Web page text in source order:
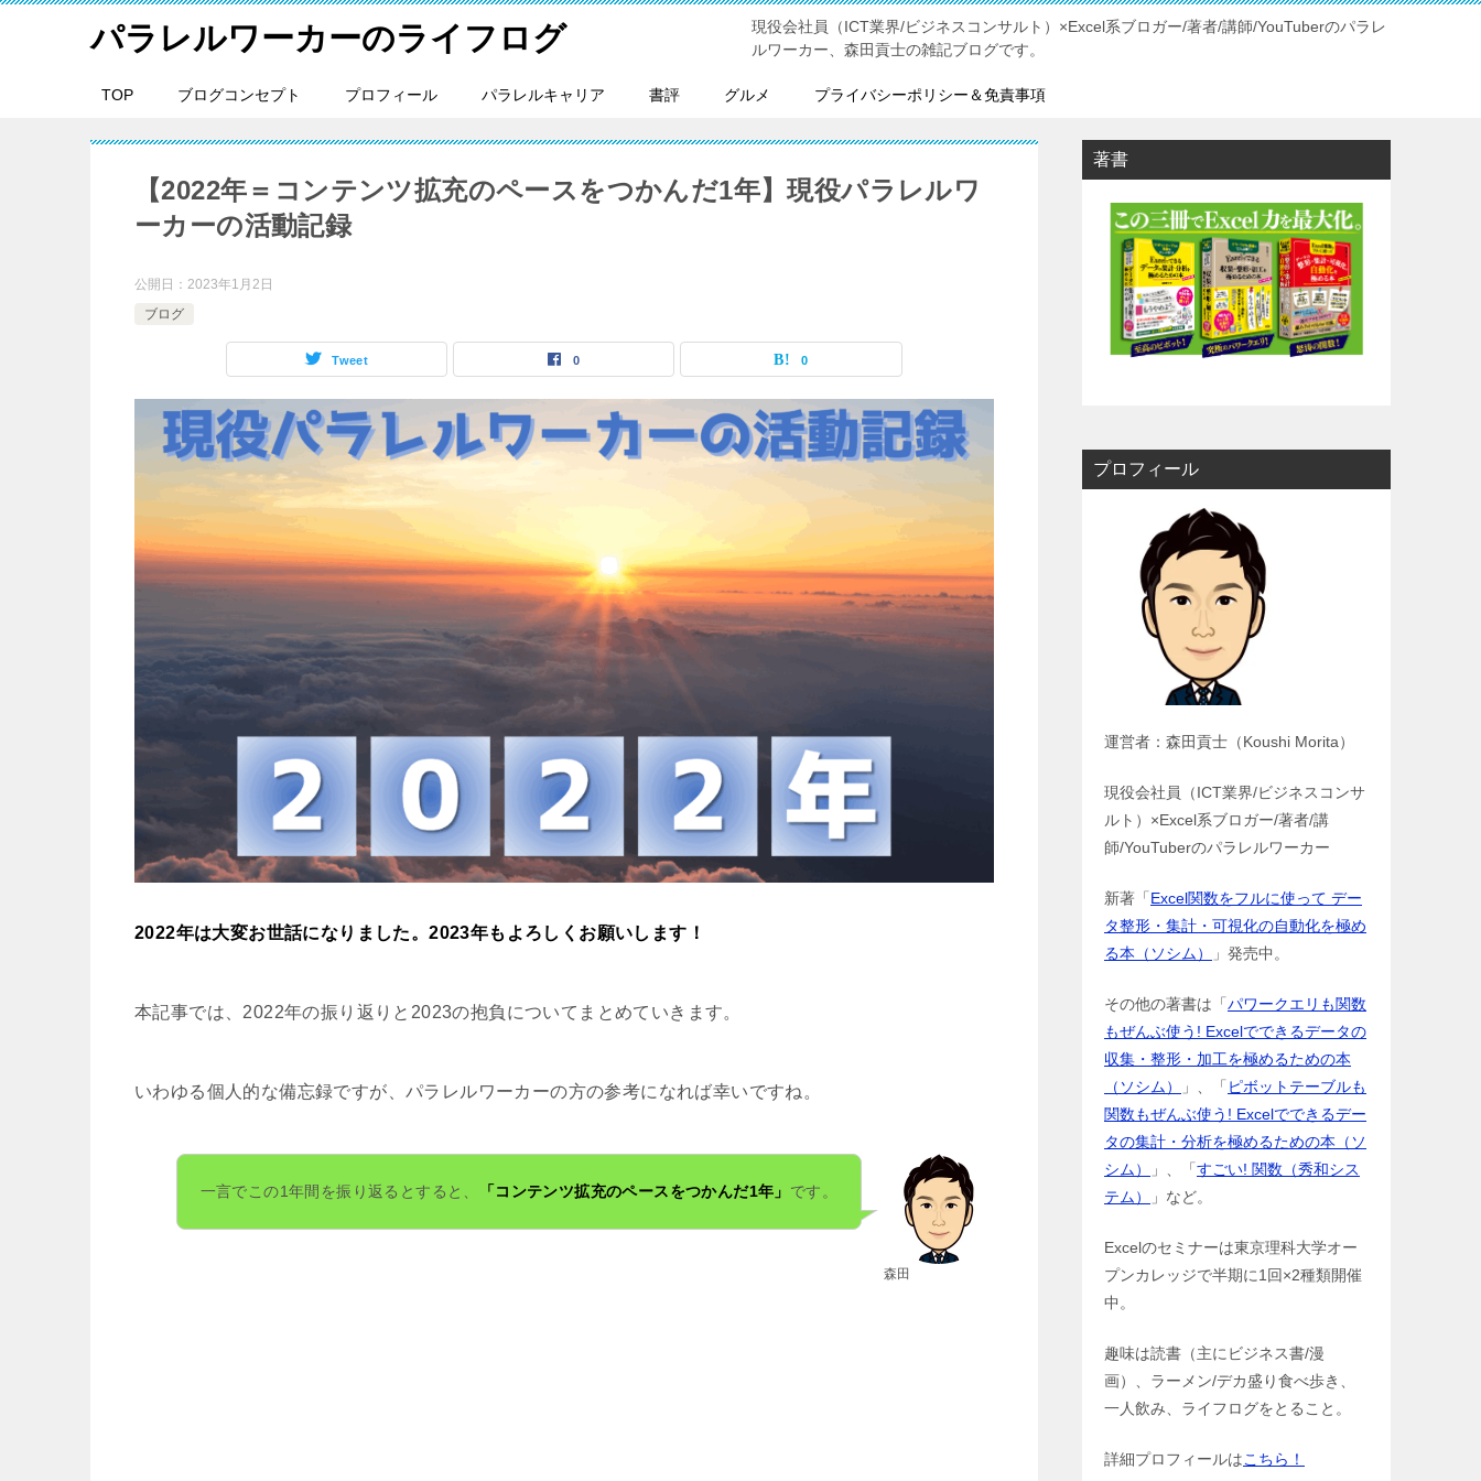
パラレルワーカーのライフログ
現役会社員（ICT業界/ビジネスコンサルト）×Excel系ブロガー/著者/講師/YouTuberのパラレ
ルワーカー、森田貢士の雑記ブログです。
TOP ブログコンセプト プロフィール パラレルキャリア 書評 グルメ プライバシーポリシー＆免責事項
【2022年＝コンテンツ拡充のペースをつかんだ1年】現役パラレルワ
ーカーの活動記録
公開日： 2023年1月2日
ブログ
Tweet 0 0
2022年は大変お世話になりました。2023年もよろしくお願いします！
本記事では、 2022年の振り返りと 2023の抱負についてまとめていきます。
いわゆる個人的な備忘録ですが、パラレルワーカーの方の参考になれば幸いですね。
森田
一言でこの1年間を振り返るとすると、 「コンテンツ拡充のペースをつかんだ1年」 です。
著書
プロフィール
運営者：森田貢士（Koushi Morita）
現役会社員（ICT業界/ビジネスコンサ
ルト）×Excel系ブロガー/著者/講
師/YouTuberのパラレルワーカー
新著「 Excel関数をフルに使って デー
タ整形・集計・可視化の自動化を極め
る本（ソシム）
」発売中。
その他の著書は「 パワークエリも関数
もぜんぶ使う! Excelでできるデータの
収集・整形・加工を極めるための本
（ソシム）
」、「 ピボットテーブルも
関数もぜんぶ使う! Excelでできるデー
タの集計・分析を極めるための本（ソ
シム）
」、「 すごい! 関数（秀和シス
テム）
」など。
Excelのセミナーは東京理科大学オー
プンカレッジで半期に1回×2種類開催
中。
趣味は読書（主にビジネス書/漫
画）、ラーメン/デカ盛り食べ歩き、
一人飲み、ライフログをとること。
詳細プロフィールはこちら！